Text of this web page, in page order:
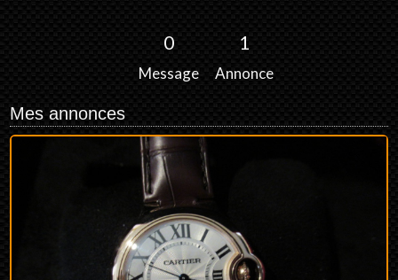
0
Message
1
Annonce
Mes annonces